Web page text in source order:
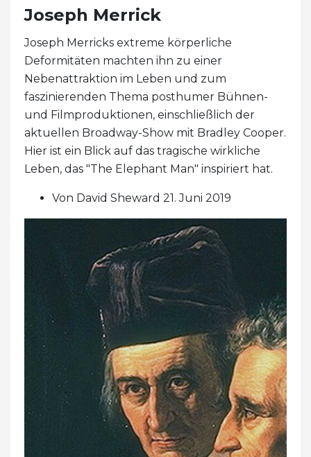
Joseph Merrick
Joseph Merricks extreme körperliche
Deformitäten machten ihn zu einer
Nebenattraktion im Leben und zum
faszinierenden Thema posthumer Bühnen-
und Filmproduktionen, einschließlich der
aktuellen Broadway-Show mit Bradley Cooper.
Hier ist ein Blick auf das tragische wirkliche
Leben, das "The Elephant Man" inspiriert hat.
Von David Sheward 21. Juni 2019